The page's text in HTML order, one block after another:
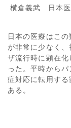
横倉義武 日本医
日本の医療はこ
が非常に少なく
ザ流行時に顕在
った。平時から
症対応に転用す
ある。